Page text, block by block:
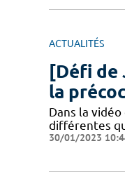
ACTUALITÉS
[Défi de
la
Dans la
différentes
30/01/2023